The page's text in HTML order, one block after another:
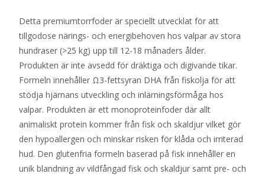
Detta premiumtorrfoder är speciellt utvecklat för att
tillgodose närings- och energibehoven hos valpar av stora
hundraser (>25 kg) upp till 12-18 månaders ålder.
Produkten är inte avsedd för dräktiga och digivande tikar.
Formeln innehåller Ω3-fettsyran DHA från fiskolja för att
stödja hjärnans utveckling och inlärningsförmåga hos
valpar. Produkten är ett monoproteinfoder där allt
animaliskt protein kommer från fisk och skaldjur vilket gör
den hypoallergen och minskar risken för klåda och irriterad
hud. Den glutenfria formeln baserad på fisk innehåller en
unik blandning av vildfångad fisk och skaldjur samt pre- och